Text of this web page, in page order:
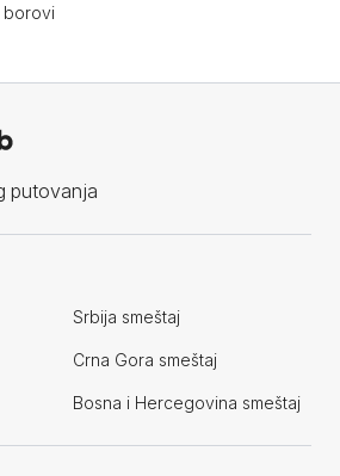
borovi
putovanja
Srbija smeštaj
Crna Gora smeštaj
Bosna i Hercegovina smeštaj